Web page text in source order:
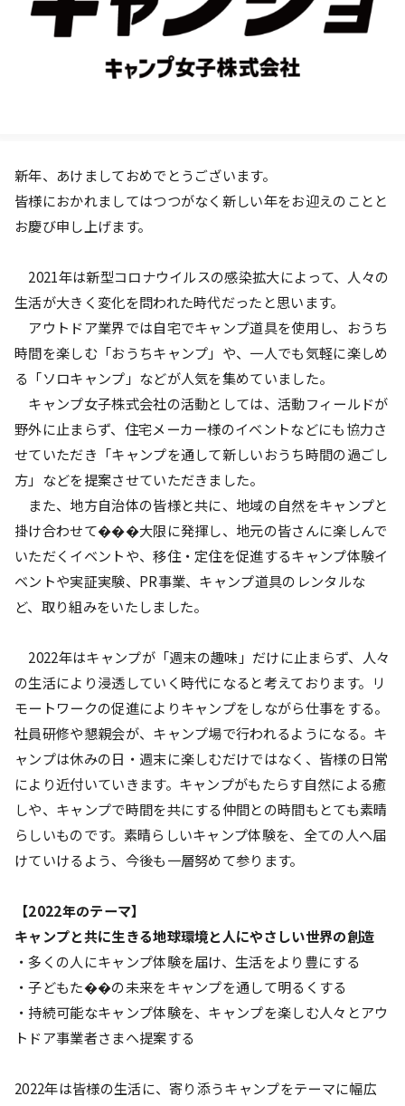
新年、あけましておめでとうございます。
皆様におかれましてはつつがなく新しい年をお迎えのことと
お慶び申し上げます。
2021年は新型コロナウイルスの感染拡大によって、人々の
生活が大きく変化を問われた時代だったと思います。
アウトドア業界では自宅でキャンプ道具を使用し、おうち
時間を楽しむ「おうちキャンプ」や、一人でも気軽に楽しめ
る「ソロキャンプ」などが人気を集めていました。
キャンプ女子株式会社の活動としては、活動フィールドが
野外に止まらず、住宅メーカー様のイベントなどにも協力さ
せていただき「キャンプを通して新しいおうち時間の過ごし
方」などを提案させていただきました。
また、地方自治体の皆様と共に、地域の自然をキャンプと
掛け合わせて���大限に発揮し、地元の皆さんに楽しんで
いただくイベントや、移住・定住を促進するキャンプ体験イ
ベントや実証実験、PR事業、キャンプ道具のレンタルな
ど、取り組みをいたしました。
2022年はキャンプが「週末の趣味」だけに止まらず、人々
の生活により浸透していく時代になると考えております。リ
モートワークの促進によりキャンプをしながら仕事をする。
社員研修や懇親会が、キャンプ場で行われるようになる。キ
ャンプは休みの日・週末に楽しむだけではなく、皆様の日常
により近付いていきます。キャンプがもたらす自然による癒
しや、キャンプで時間を共にする仲間との時間もとても素晴
らしいものです。素晴らしいキャンプ体験を、全ての人へ届
けていけるよう、今後も一層努めて参ります。
【2022年のテーマ】
キャンプと共に生きる地球環境と人にやさしい世界の創造
・多くの人にキャンプ体験を届け、生活をより豊にする
・子どもた��の未来をキャンプを通して明るくする
・持続可能なキャンプ体験を、キャンプを楽しむ人々とアウ
トドア事業者さまへ提案する
2022年は皆様の生活に、寄り添うキャンプをテーマに幅広